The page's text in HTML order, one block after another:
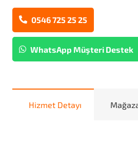
0546 725 25 25
WhatsApp Müşteri Destek
Hizmet Detayı